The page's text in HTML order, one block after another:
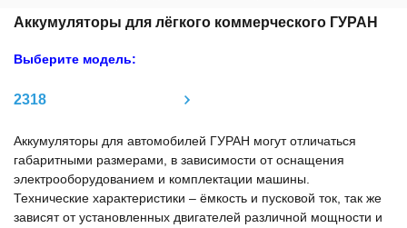
Аккумуляторы для лёгкого коммерческого ГУРАН
Выберите модель:
2318
Аккумуляторы для автомобилей ГУРАН могут отличаться
габаритными размерами, в зависимости от оснащения
электрооборудованием и комплектации машины.
Технические характеристики – ёмкость и пусковой ток, так же
зависят от установленных двигателей различной мощности и